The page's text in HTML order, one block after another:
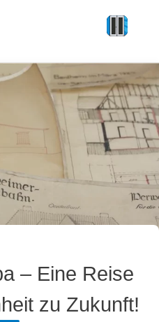
– Eine Reise
zu Zukunft!